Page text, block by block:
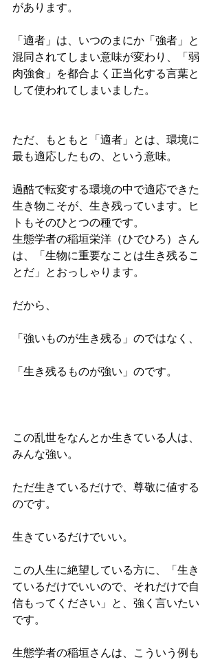
があります。
「適者」は、いつのまにか「強者」と
混同されてしまい意味が変わり、「弱
肉強食」を都合よく正当化する言葉と
して使われてしまいました。
ただ、もともと「適者」とは、環境に
最も適応したもの、という意味。
過酷で転変する環境の中で適応できた
生き物こそが、生き残っています。ヒ
トもそのひとつの種です。
生態学者の稲垣栄洋（ひでひろ）さん
は、「生物に重要なことは生き残るこ
とだ」とおっしゃります。
だから、
「強いものが生き残る」のではなく、
「生き残るものが強い」のです。
この乱世をなんとか生きている人は、
みんな強い。
ただ生きているだけで、尊敬に値する
のです。
生きているだけでいい。
この人生に絶望している方に、「生き
ているだけでいいので、それだけで自
信もってください」と、強く言いたい
です。
生態学者の稲垣さんは、こういう例も